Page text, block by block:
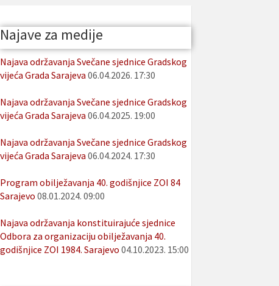
Najave za medije
Najava održavanja Svečane sjednice Gradskog
vijeća Grada Sarajeva 06.04.2026. 17:30
Najava održavanja Svečane sjednice Gradskog
vijeća Grada Sarajeva 06.04.2025. 19:00
Najava održavanja Svečane sjednice Gradskog
vijeća Grada Sarajeva 06.04.2024. 17:30
Program obilježavanja 40. godišnjice ZOI 84
Sarajevo 08.01.2024. 09:00
Najava održavanja konstituirajuće sjednice
Odbora za organizaciju obilježavanja 40.
godišnjice ZOI 1984. Sarajevo 04.10.2023. 15:00